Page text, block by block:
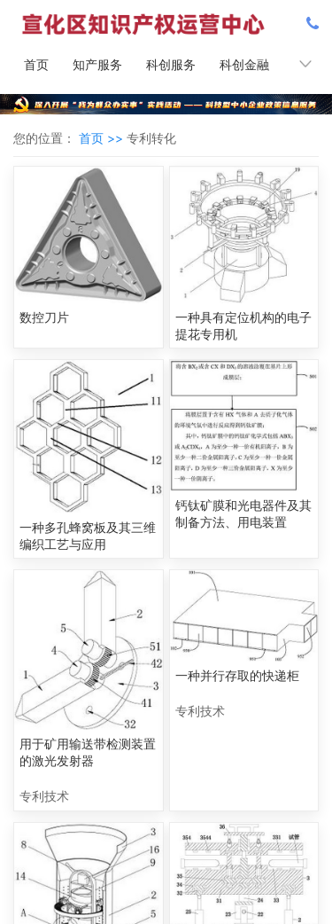
首页 知产服务 科创服务 科创金融 知产课
您的位置： 首页 >> 专利转化
数控刀片
一种具有定位机构的电子
提花专用机
一种多孔蜂窝板及其三维
编织工艺与应用
钙钛矿膜和光电器件及其
制备方法、用电装置
用于矿用输送带检测装置
的激光发射器
专利技术
一种并行存取的快递柜
专利技术